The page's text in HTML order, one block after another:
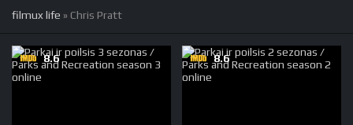
filmux life » Chris Pratt
8.6 8.6